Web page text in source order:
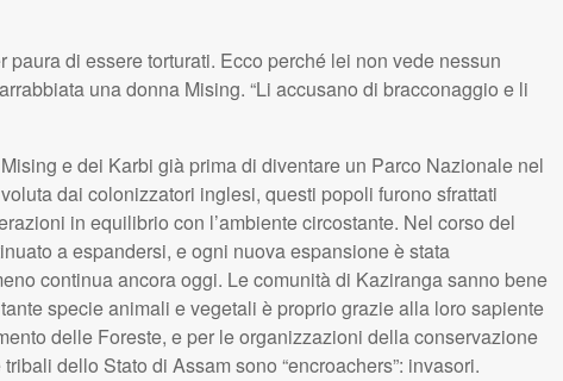
paura di essere torturati. Ecco perché lei non vede nessun
una donna Mising. “Li accusano di bracconaggio e li
e dei Karbi già prima di diventare un Parco Nazionale nel
dai colonizzatori inglesi, questi popoli furono sfrattati
in equilibrio con l’ambiente circostante. Nel corso del
a espandersi, e ogni nuova espansione è stata
continua ancora oggi. Le comunità di Kaziranga sanno bene
specie animali e vegetali è proprio grazie alla loro sapiente
delle Foreste, e per le organizzazioni della conservazione
dello Stato di Assam sono “encroachers”: invasori.